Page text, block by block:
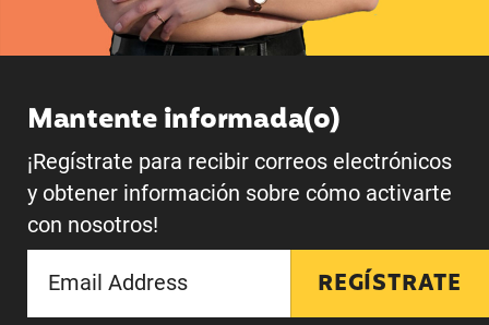
Mantente informada(o)
¡Regístrate para recibir correos electrónicos
y obtener información sobre cómo activarte
con nosotros!
REGÍSTRATE